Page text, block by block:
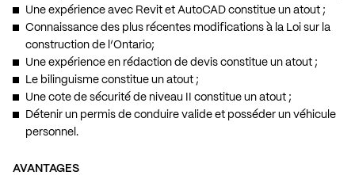
Une expérience avec Revit et AutoCAD constitue un atout ;
Connaissance des plus récentes modifications à la Loi sur la
construction de l’Ontario;
Une expérience en rédaction de devis constitue un atout ;
Le bilinguisme constitue un atout ;
Une cote de sécurité de niveau II constitue un atout ;
Détenir un permis de conduire valide et posséder un véhicule
personnel.
AVANTAGES